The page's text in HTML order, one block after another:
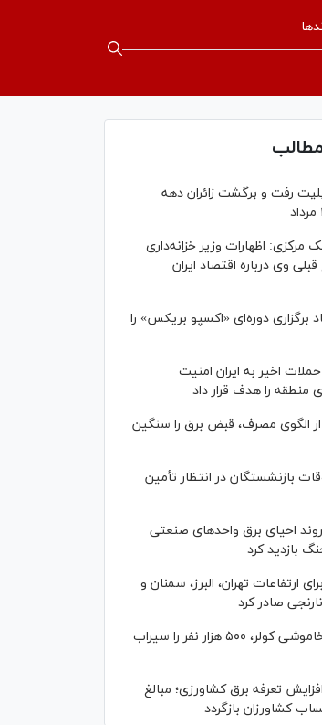
رفت و برگشت زائران دهه
مرکزی: اظهارات وزیر خزانه‌داری
وی درباره اقتصاد ایران
برگزاری دوره‌ای «اکسپو بریکس» را
اخیر به ایران امنیت
منطقه را هدف قرار داد
از الگوی مصرف، قبض برق را سنگین
بازنشستگان در انتظار تأمین
روند احیای برق واحدهای صنعتی
بازدید کرد
ارتفاعات تهران، البرز، سمنان و
صادر کرد
یک ساعت خاموشی کولر، ۵۰۰ هزار نفر را سیراب
تعرفه برق کشاورزی؛ مبالغ
کشاورزان بازگردد